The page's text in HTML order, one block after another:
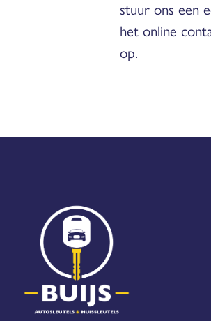
stuur ons een
het online
op.